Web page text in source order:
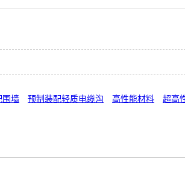
围墙 预制装配轻质电缆沟 高性能材料 超高